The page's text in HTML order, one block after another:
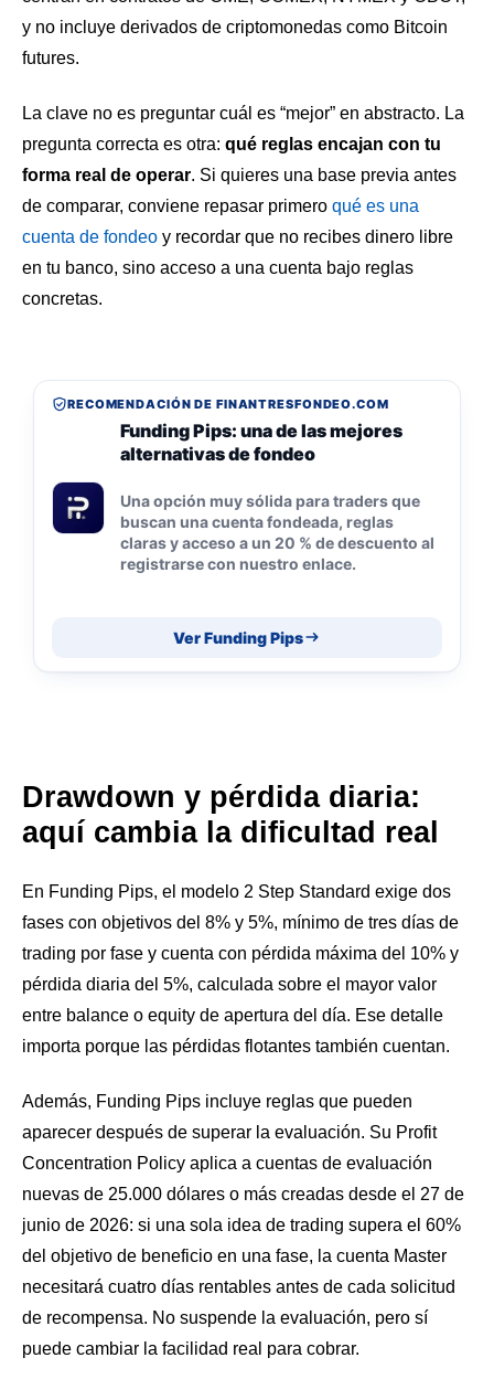
y no incluye derivados de criptomonedas como Bitcoin
futures.
La clave no es preguntar cuál es “mejor” en abstracto. La
pregunta correcta es otra: qué reglas encajan con tu
forma real de operar. Si quieres una base previa antes
de comparar, conviene repasar primero qué es una
cuenta de fondeo y recordar que no recibes dinero libre
en tu banco, sino acceso a una cuenta bajo reglas
concretas.
RECOMENDACIÓN DE FINANTRESFONDEO.COM
Funding Pips: una de las mejores
alternativas de fondeo
Una opción muy sólida para traders que
buscan una cuenta fondeada, reglas
claras y acceso a un 20 % de descuento al
registrarse con nuestro enlace.
Ver Funding Pips
Drawdown y pérdida diaria:
aquí cambia la dificultad real
En Funding Pips, el modelo 2 Step Standard exige dos
fases con objetivos del 8% y 5%, mínimo de tres días de
trading por fase y cuenta con pérdida máxima del 10% y
pérdida diaria del 5%, calculada sobre el mayor valor
entre balance o equity de apertura del día. Ese detalle
importa porque las pérdidas flotantes también cuentan.
Además, Funding Pips incluye reglas que pueden
aparecer después de superar la evaluación. Su Profit
Concentration Policy aplica a cuentas de evaluación
nuevas de 25.000 dólares o más creadas desde el 27 de
junio de 2026: si una sola idea de trading supera el 60%
del objetivo de beneficio en una fase, la cuenta Master
necesitará cuatro días rentables antes de cada solicitud
de recompensa. No suspende la evaluación, pero sí
puede cambiar la facilidad real para cobrar.